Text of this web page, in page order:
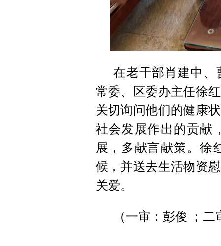
在老干部肖建中、
常委、区委办主任徐
关切询问他们的健康
社会发展作出的贡献
展，多献言献策。徐
候，并送去生活物资
关爱。
（一审：彭俊 ；